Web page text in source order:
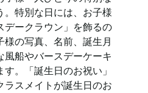
。特別な日には、お子様
デークラウン」を飾るの
様の写真、名前、誕生月
風船やバースデーケーキ
。「誕生日のお祝い」
ラスメイトが誕生日のお